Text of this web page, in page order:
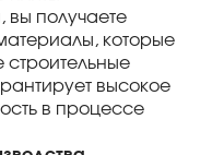
вы получаете
которые
высокое
в процессе